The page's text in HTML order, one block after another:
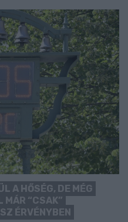
A HŐSÉG, DE MÉG
MÁR “CSAK”
ÉRVÉNYBEN